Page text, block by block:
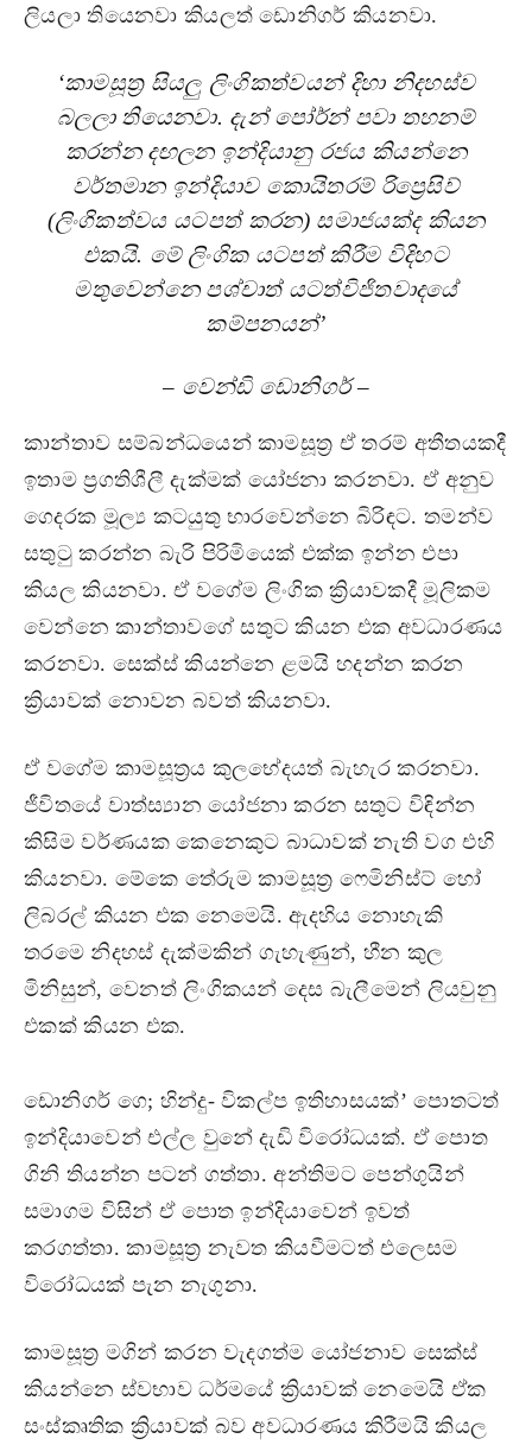
ලියලා තියෙනවා කියලත් ඩොනිගර් කියනවා.
‘කාමසූත්‍ර සියලු ලිංගිකත්වයන් දිහා නිදහස්ව
බලලා තියෙනවා. දැන් පෝර්න් පවා තහනම්
කරන්න දඟලන ඉන්දියානු රජය කියන්නෙ
වර්තමාන ඉන්දියාව කොයිතරම් රිප්‍රෙසිව්
(ලිංගිකත්වය යටපත් කරන) සමාජයක්ද කියන
එකයි. මේ ලිංගික යටපත් කිරීම විදිහට
මතුවෙන්නෙ පශ්චාත් යටත්විජිතවාදයේ
කම්පනයන්’
– වෙන්ඩි ඩොනිගර් –
කාන්තාව සම්බන්ධයෙන් කාමසූත්‍ර ඒ තරම් අතීතයකදී
ඉතාම ප්‍රගතිශීලී දැක්මක් යෝජනා කරනවා. ඒ අනුව
ගෙදරක මූල්‍ය කටයුතු භාරවෙන්නෙ බිරිඳට. තමන්ව
සතුටු කරන්න බැරි පිරිමියෙක් එක්ක ඉන්න එපා
කියල කියනවා. ඒ වගේම ලිංගික ක්‍රියාවකදී මූලිකම
වෙන්නෙ කාන්තාවගේ සතුට කියන එක අවධාරණය
කරනවා. සෙක්ස් කියන්නෙ ළමයි හදන්න කරන
ක්‍රියාවක් නොවන බවත් කියනවා.
ඒ වගේම කාමසූත්‍රය කුලභේදයත් බැහැර කරනවා.
ජීවිතයේ වාත්ස්‍යාන යෝජනා කරන සතුට විඳින්න
කිසිම වර්ණයක කෙනෙකුට බාධාවක් නැති වග එහි
කියනවා. මේකෙ තේරුම කාමසූත්‍ර ෆෙමිනිස්ට් හෝ
ලිබරල් කියන එක නෙමෙයි. ඇදහිය නොහැකි
තරමෙ නිදහස් දැක්මකින් ගැහැණුන්, හීන කුල
මිනිසුන්, වෙනත් ලිංගිකයන් දෙස බැලීමෙන් ලියවුනු
එකක් කියන එක.
ඩොනිගර් ගෙ; හින්දු- විකල්ප ඉතිහාසයක්’ පොතටත්
ඉන්දියාවෙන් එල්ල වුනේ දැඩි විරෝධයක්. ඒ පොත
ගිනි තියන්න පටන් ගත්තා. අන්තිමට පෙන්ගුයින්
සමාගම විසින් ඒ පොත ඉන්දියාවෙන් ඉවත්
කරගත්තා. කාමසූත්‍ර නැවත කියවීමටත් එලෙසම
විරෝධයක් පැන නැගුනා.
කාමසූත්‍ර මගින් කරන වැදගත්ම යෝජනාව සෙක්ස්
කියන්නෙ ස්වභාව ධර්මයේ ක්‍රියාවක් නෙමෙයි ඒක
සංස්කෘතික ක්‍රියාවක් බව අවධාරණය කිරීමයි කියල